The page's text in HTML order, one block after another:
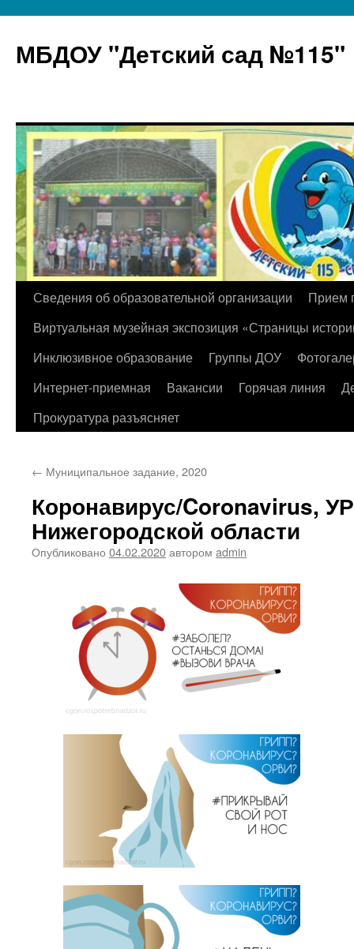
МБДОУ "Детский сад №115"
Перейти
содержимому
Сведения об образовательной организации
Прием
Виртуальная музейная экспозиция «Страницы
Инклюзивное образование
Группы ДОУ
Интернет-приемная
Вакансии Горячая линия
Прокуратура разъясняет
← Муниципальное задание, 2020
Коронавирус/Coronavirus,
Нижегородской области
Опубликовано 04.02.2020автором admin